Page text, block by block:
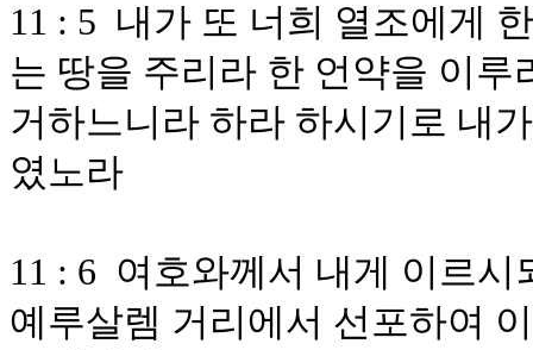
11 : 5 내가 또 너희 열조에게
는 땅을 주리라 한 언약을 이
거하느니라 하라 하시기로 내
였노라
11 : 6 여호와께서 내게 이르
예루살렘 거리에서 선포하여